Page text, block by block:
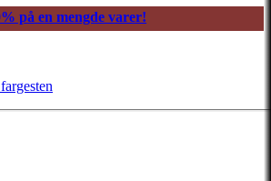
på en mengde varer!